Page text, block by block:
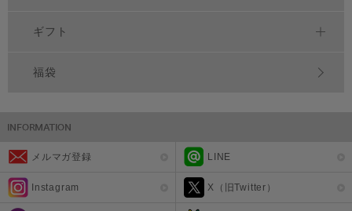
ギフト
福袋
メルマガ登録 LINE
Instagram X（旧Twitter）